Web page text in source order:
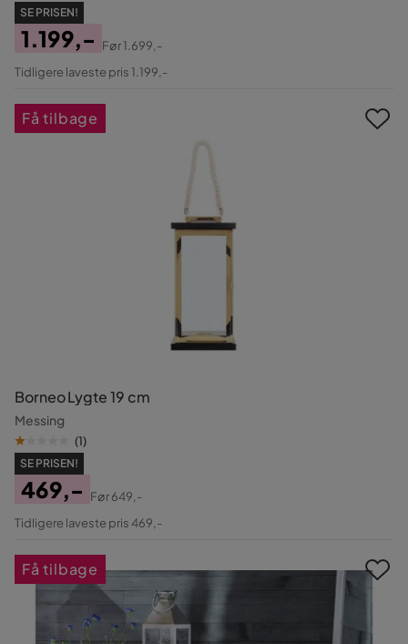
SE PRISEN!
Pris
1.199,-
Original
Før1.699,-
Tidligere laveste pris 1.199,-
Borneo Lygte 19 cm
Messing
(1)
SE PRISEN!
Pris
469,-
Original
Før649,-
Tidligere laveste pris 469,-
Få tilbage
Få tilbage